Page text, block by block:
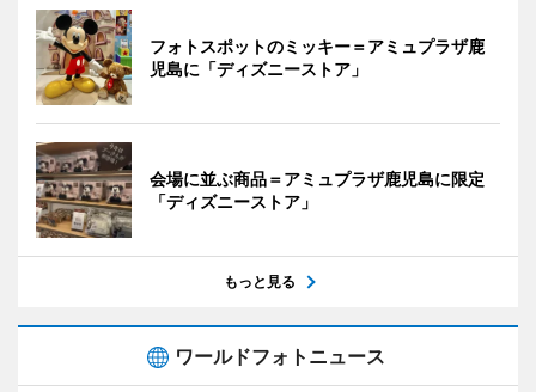
フォトスポットのミッキー＝アミュプラザ鹿
児島に「ディズニーストア」
会場に並ぶ商品＝アミュプラザ鹿児島に限定
「ディズニーストア」
もっと見る
ワールドフォトニュース